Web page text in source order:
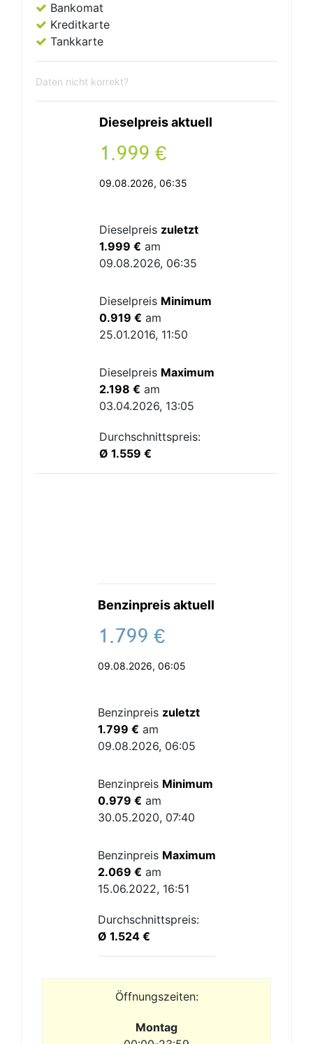
Bankomat
Kreditkarte
Tankkarte
Daten nicht korrekt?
Dieselpreis aktuell
. €
09.08.2026, 06:35
Dieselpreis zuletzt
1.999 € am
09.08.2026, 06:35
Dieselpreis Minimum
0.919 € am
25.01.2016, 11:50
Dieselpreis Maximum
2.198 € am
03.04.2026, 13:05
Durchschnittspreis:
Ø 1.559 €
Benzinpreis aktuell
. €
09.08.2026, 06:05
Benzinpreis zuletzt
1.799 € am
09.08.2026, 06:05
Benzinpreis Minimum
0.979 € am
30.05.2020, 07:40
Benzinpreis Maximum
2.069 € am
15.06.2022, 16:51
Durchschnittspreis:
Ø 1.524 €
Öffnungszeiten:
Montag